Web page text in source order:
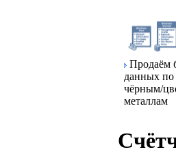
Пpодаём
данных по
чёpным/
металлам